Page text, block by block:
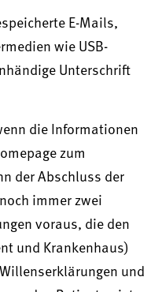
E-Mails,
wie USB-
Unterschrift
die Informationen
zum
der Abschluss der
immer zwei
voraus, die den
und Krankenhaus)
und